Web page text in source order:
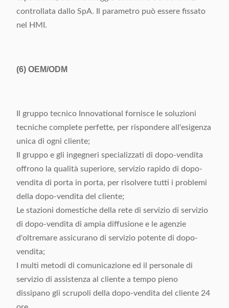
controllata dallo SpA. Il parametro può essere fissato
nel HMI.
(6) OEM/ODM
Il gruppo tecnico Innovational fornisce le soluzioni
tecniche complete perfette, per rispondere all'esigenza
unica di ogni cliente;
Il gruppo e gli ingegneri specializzati di dopo-vendita
offrono la qualità superiore, servizio rapido di dopo-
vendita di porta in porta, per risolvere tutti i problemi
della dopo-vendita del cliente;
Le stazioni domestiche della rete di servizio di servizio
di dopo-vendita di ampia diffusione e le agenzie
d'oltremare assicurano di servizio potente di dopo-
vendita;
I multi metodi di comunicazione ed il personale di
servizio di assistenza al cliente a tempo pieno
dissipano gli scrupoli della dopo-vendita del cliente 24